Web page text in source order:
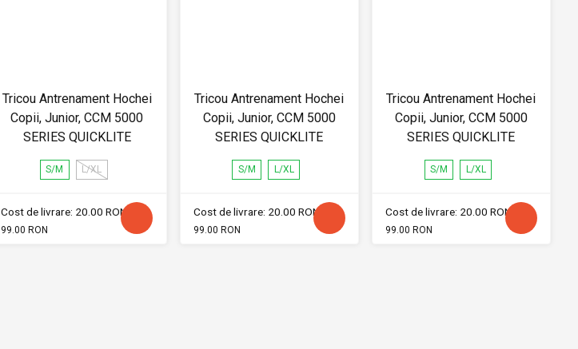
Tricou Antrenament Hochei
Copii, Junior, CCM 5000
SERIES QUICKLITE
S/M L/XL
Cost de livrare: 20.00 RON
99.00 RON
Tricou Antrenament Hochei
Copii, Junior, CCM 5000
SERIES QUICKLITE
S/M L/XL
Cost de livrare: 20.00 RON
99.00 RON
Tricou Antrenament Hochei
Copii, Junior, CCM 5000
SERIES QUICKLITE
S/M L/XL
Cost de livrare: 20.00 RON
99.00 RON